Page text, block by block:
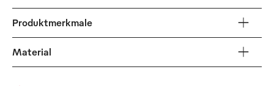
Produktmerkmale
Material